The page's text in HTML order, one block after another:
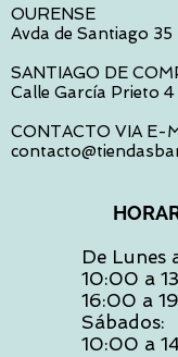
OURENSE
Avda de Santiago 35
SANTIAGO DE
Calle García Prieto
CONTACTO VIA E-
De Lunes
10:00 a
16:00 a
Sábados:
10:00 a